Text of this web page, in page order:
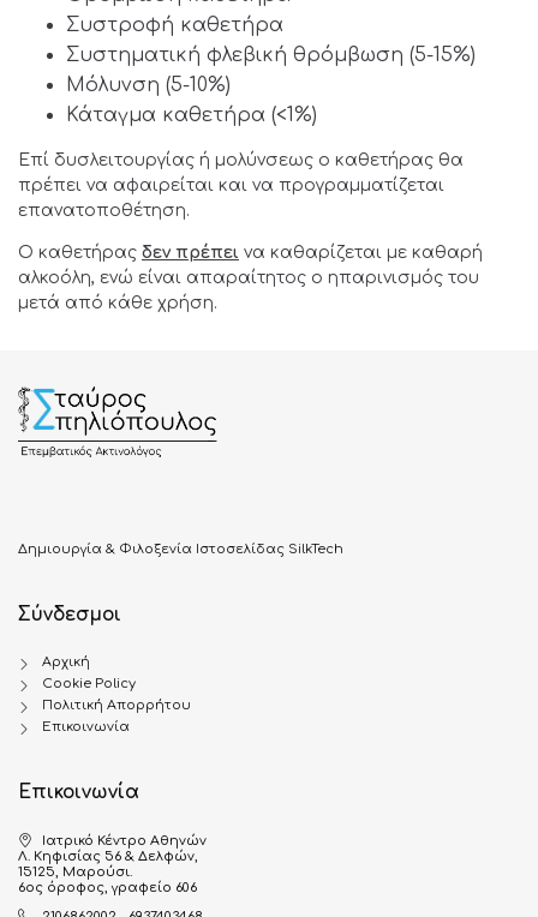
Συστροφή καθετήρα
Συστηματική φλεβική θρόμβωση (5-15%)
Μόλυνση (5-10%)
Κάταγμα καθετήρα (<1%)
Επί δυσλειτουργίας ή μολύνσεως ο καθετήρας θα
πρέπει να αφαιρείται και να προγραμματίζεται
επανατοποθέτηση.
O καθετήρας δεν πρέπει να καθαρίζεται με καθαρή
αλκοόλη, ενώ είναι απαραίτητος ο ηπαρινισμός του
μετά από κάθε χρήση.
Δημιουργία & Φιλοξενία Ιστοσελίδας SilkTech
Σύνδεσμοι
Αρχική
Cookie Policy
Πολιτική Απορρήτου
Επικοινωνία
Επικοινωνία
Ιατρικό Κέντρο Αθηνών
Λ. Κηφισίας 56 & Δελφών,
15125, Μαρούσι.
6ος όροφος, γραφείο 606